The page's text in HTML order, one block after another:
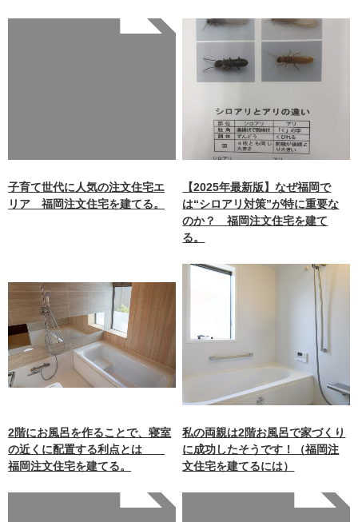
content/themes/nagasaki/f
unctions.phpon line87
子育て世代に人気の注文住宅エ
リア 福岡注文住宅を建てる。
【2025年最新版】なぜ福岡で
は“シロアリ対策”が特に重要な
のか？ 福岡注文住宅を建て
る。
2階にお風呂を作ることで、寝室
の近くに配置する利点とは
福岡注文住宅を建てる。
私の両親は2階お風呂で家づくり
に成功したそうです！（福岡注
文住宅を建てるには）